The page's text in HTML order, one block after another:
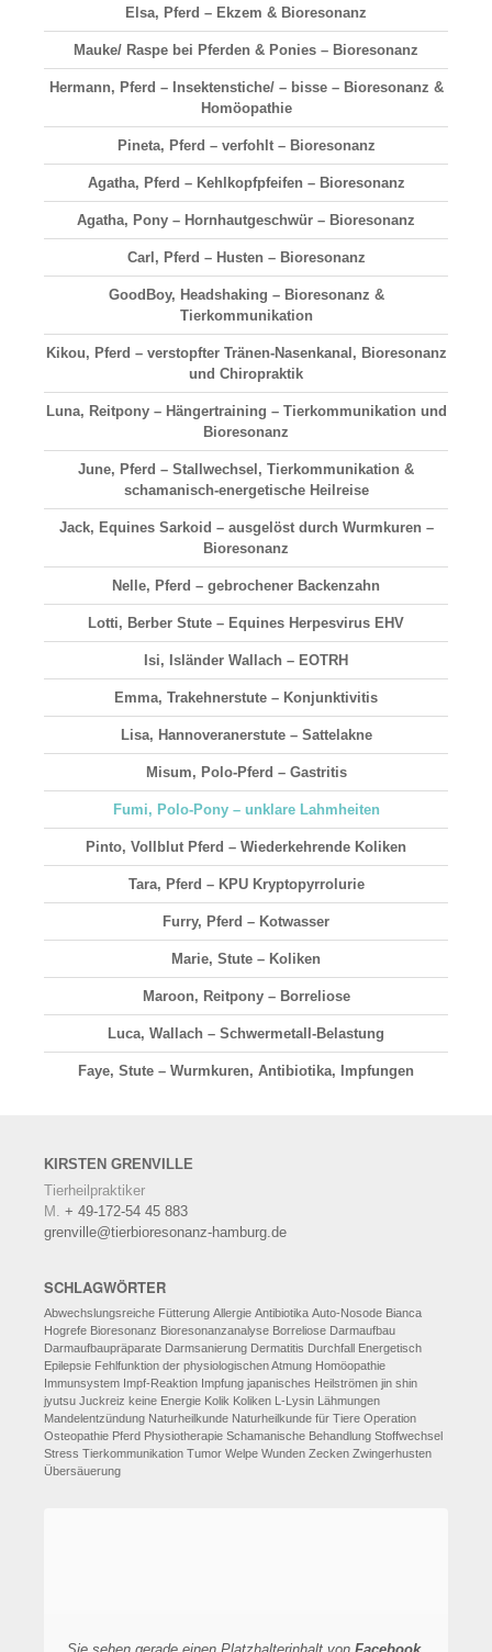
Elsa, Pferd – Ekzem & Bioresonanz
Mauke/ Raspe bei Pferden & Ponies – Bioresonanz
Hermann, Pferd – Insektenstiche/ – bisse – Bioresonanz &
Homöopathie
Pineta, Pferd – verfohlt – Bioresonanz
Agatha, Pferd – Kehlkopfpfeifen – Bioresonanz
Agatha, Pony – Hornhautgeschwür – Bioresonanz
Carl, Pferd – Husten – Bioresonanz
GoodBoy, Headshaking – Bioresonanz &
Tierkommunikation
Kikou, Pferd – verstopfter Tränen-Nasenkanal, Bioresonanz
und Chiropraktik
Luna, Reitpony – Hängertraining – Tierkommunikation und
Bioresonanz
June, Pferd – Stallwechsel, Tierkommunikation &
schamanisch-energetische Heilreise
Jack, Equines Sarkoid – ausgelöst durch Wurmkuren –
Bioresonanz
Nelle, Pferd – gebrochener Backenzahn
Lotti, Berber Stute – Equines Herpesvirus EHV
Isi, Isländer Wallach – EOTRH
Emma, Trakehnerstute – Konjunktivitis
Lisa, Hannoveranerstute – Sattelakne
Misum, Polo-Pferd – Gastritis
Fumi, Polo-Pony – unklare Lahmheiten
Pinto, Vollblut Pferd – Wiederkehrende Koliken
Tara, Pferd – KPU Kryptopyrrolurie
Furry, Pferd – Kotwasser
Marie, Stute – Koliken
Maroon, Reitpony – Borreliose
Luca, Wallach – Schwermetall-Belastung
Faye, Stute – Wurmkuren, Antibiotika, Impfungen
KIRSTEN GRENVILLE
Tierheilpraktiker
M. + 49-172-54 45 883
grenville@tierbioresonanz-hamburg.de
SCHLAGWÖRTER
Abwechslungsreiche Fütterung Allergie Antibiotika Auto-Nosode Bianca
Hogrefe Bioresonanz Bioresonanzanalyse Borreliose Darmaufbau
Darmaufbaupräparate Darmsanierung Dermatitis Durchfall Energetisch
Epilepsie Fehlfunktion der physiologischen Atmung Homöopathie
Immunsystem Impf-Reaktion Impfung japanisches Heilströmen jin shin
jyutsu Juckreiz keine Energie Kolik Koliken L-Lysin Lähmungen
Mandelentzündung Naturheilkunde Naturheilkunde für Tiere Operation
Osteopathie Pferd Physiotherapie Schamanische Behandlung Stoffwechsel
Stress Tierkommunikation Tumor Welpe Wunden Zecken Zwingerhusten
Übersäuerung